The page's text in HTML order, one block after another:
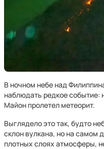
В ночном небе над
наблюдать редкое
Майон пролетел метеорит.
Выглядело это так, будто
склон вулкана, но на самом
плотных слоях атмосферы,